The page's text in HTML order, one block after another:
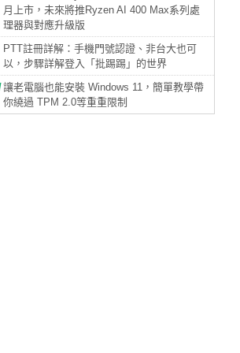
月上市，未來將推Ryzen AI 400 Max系列處
理器與對應升級版
PTT註冊詳解：手機門號認證、非台大也可
以，步驟詳解登入「批踢踢」的世界
讓老電腦也能安裝 Windows 11，簡單教學帶
你繞過 TPM 2.0等重重限制